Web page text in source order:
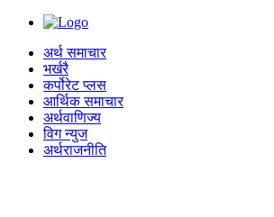
अर्थ समाचार
भर्खरै
कर्पोरेट प्लस
आर्थिक समाचार
अर्थवाणिज्य
विग न्युज
अर्थराजनीति